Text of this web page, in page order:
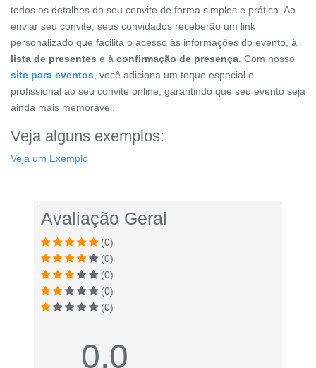
todos os detalhes do seu convite de forma simples e prática. Ao
enviar seu convite, seus convidados receberão um link
personalizado que facilita o acesso às informações do evento, à
lista de presentes e à confirmação de presença . Com nosso
site para eventos , você adiciona um toque especial e
profissional ao seu convite online, garantindo que seu evento seja
ainda mais memorável.
Veja alguns exemplos:
Veja um Exemplo
Avaliação Geral
(0)
(0)
(0)
(0)
(0)
0.0